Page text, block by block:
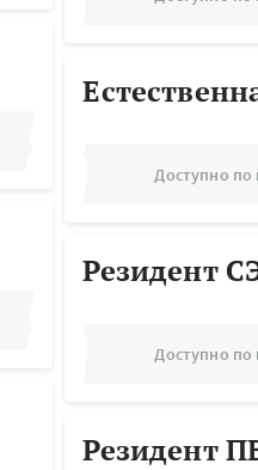
Доступно по
Резидент
Доступно по
Резидент